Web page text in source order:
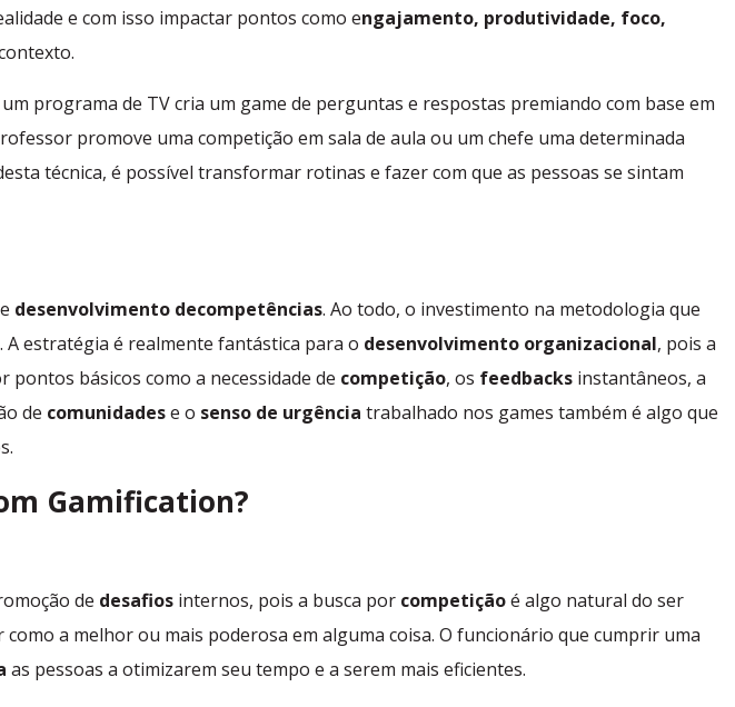
e com isso impactar pontos como engajamento, produtividade, foco,
programa de TV cria um game de perguntas e respostas premiando com base em
promove uma competição em sala de aula ou um chefe uma determinada
técnica, é possível transformar rotinas e fazer com que as pessoas se sintam
desenvolvimento decompetências. Ao todo, o investimento na metodologia que
A estratégia é realmente fantástica para o desenvolvimento organizacional, pois a
pontos básicos como a necessidade de competição, os feedbacks instantâneos, a
de comunidadese o senso de urgência trabalhado nos games também é algo que
Gamification?
de desafios internos, pois a busca por competiçãoé algo natural do ser
a melhor ou mais poderosa em alguma coisa. O funcionário que cumprir uma
as pessoas a otimizarem seu tempo e a serem mais eficientes.